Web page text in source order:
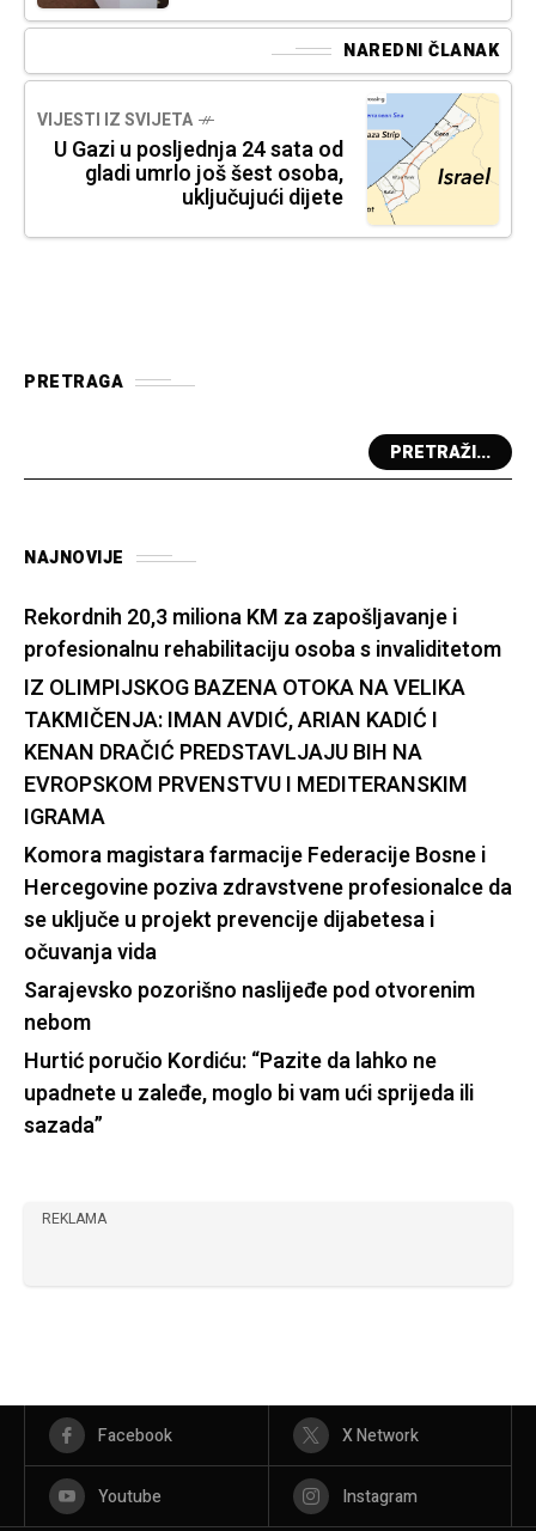
NAREDNI ČLANAK
VIJESTI IZ SVIJETA
U Gazi u posljednja 24 sata od
gladi umrlo još šest osoba,
uključujući dijete
PRETRAGA
PRETRAŽI...
NAJNOVIJE
Rekordnih 20,3 miliona KM za zapošljavanje i
profesionalnu rehabilitaciju osoba s invaliditetom
IZ OLIMPIJSKOG BAZENA OTOKA NA VELIKA
TAKMIČENJA: IMAN AVDIĆ, ARIAN KADIĆ I
KENAN DRAČIĆ PREDSTAVLJAJU BIH NA
EVROPSKOM PRVENSTVU I MEDITERANSKIM
IGRAMA
Komora magistara farmacije Federacije Bosne i
Hercegovine poziva zdravstvene profesionalce da
se uključe u projekt prevencije dijabetesa i
očuvanja vida
Sarajevsko pozorišno naslijeđe pod otvorenim
nebom
Hurtić poručio Kordiću: “Pazite da lahko ne
upadnete u zaleđe, moglo bi vam ući sprijeda ili
sazada”
REKLAMA
Facebook X Network
Youtube Instagram